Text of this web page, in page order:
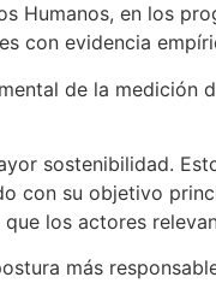
Humanos, en los
con evidencia
de la medición
sostenibilidad.
con su objetivo
los actores
más